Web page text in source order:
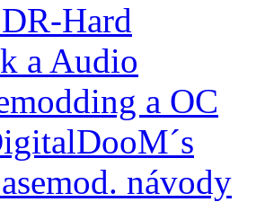
Hard
a Audio
a OC
návody